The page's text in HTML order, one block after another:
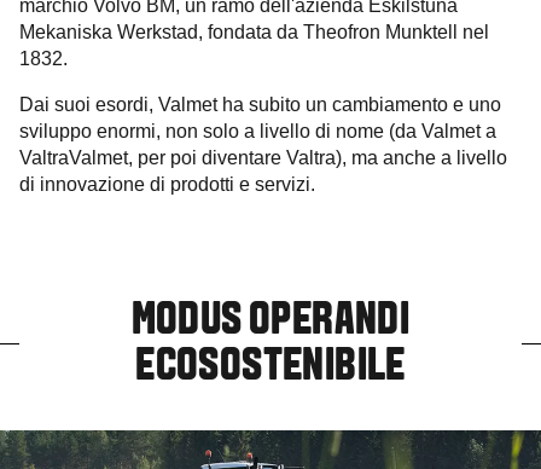
marchio Volvo BM, un ramo dell'azienda Eskilstuna
Mekaniska Werkstad, fondata da Theofron Munktell nel
1832.
Dai suoi esordi, Valmet ha subito un cambiamento e uno
sviluppo enormi, non solo a livello di nome (da Valmet a
ValtraValmet, per poi diventare Valtra), ma anche a livello
di innovazione di prodotti e servizi.
MODUS OPERANDI
ECOSOSTENIBILE